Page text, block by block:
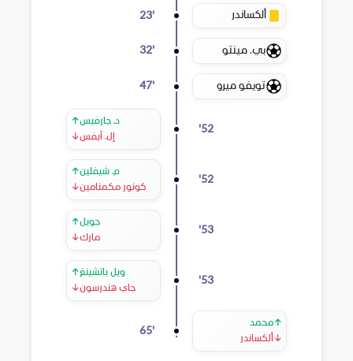
ألكساندر 23'
بي. مينتو 32'
تويفو ميرو 47'
52
'
↑د. جارفيس
↓إل. آيفس
52
'
↑م. شيفلين
↓كونور مكمنامين
53
'
↑جويل
↓مارك
53
'
↑ويل باتشينغ
↓جاي هندرسون
↑محمد
↓ ألكساندر
65'